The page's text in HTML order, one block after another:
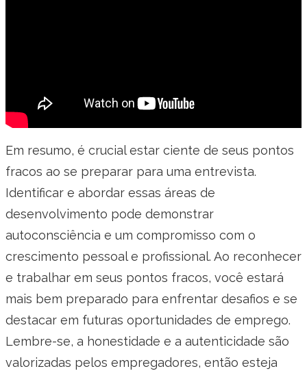
Em resumo, é crucial estar ciente de seus pontos
fracos ao se preparar para uma entrevista.
Identificar e abordar essas áreas de
desenvolvimento pode demonstrar
autoconsciência e um compromisso com o
crescimento pessoal e profissional. Ao reconhecer
e trabalhar em seus pontos fracos, você estará
mais bem preparado para enfrentar desafios e se
destacar em futuras oportunidades de emprego.
Lembre-se, a honestidade e a autenticidade são
valorizadas pelos empregadores, então esteja